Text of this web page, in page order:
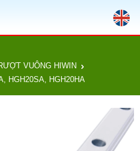
VUÔNG HIWIN
HGH20SA, HGH20HA